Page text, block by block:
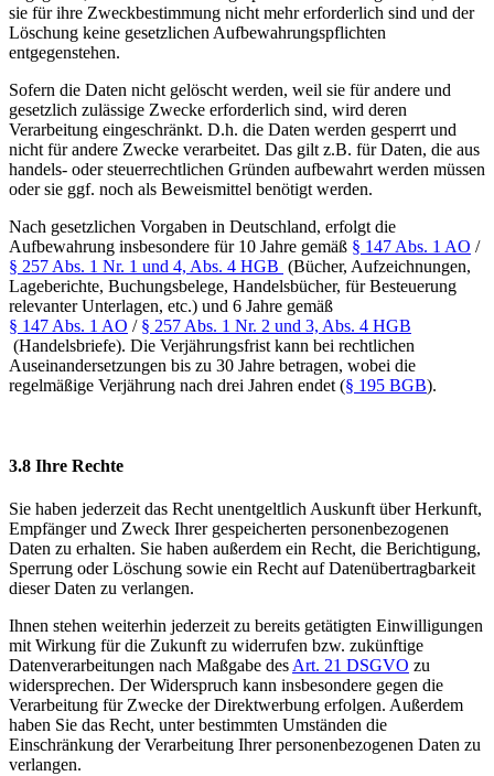
sie für ihre Zweckbestimmung nicht mehr erforderlich sind und der
Löschung keine gesetzlichen Aufbewahrungspflichten
entgegenstehen.
Sofern die Daten nicht gelöscht werden, weil sie für andere und
gesetzlich zulässige Zwecke erforderlich sind, wird deren
Verarbeitung eingeschränkt. D.h. die Daten werden gesperrt und
nicht für andere Zwecke verarbeitet. Das gilt z.B. für Daten, die aus
handels- oder steuerrechtlichen Gründen aufbewahrt werden müssen
oder sie ggf. noch als Beweismittel benötigt werden.
Nach gesetzlichen Vorgaben in Deutschland, erfolgt die
Aufbewahrung insbesondere für 10 Jahre gemäß § 147 Abs. 1 AO /
§ 257 Abs. 1 Nr. 1 und 4, Abs. 4 HGB (Bücher, Aufzeichnungen,
Lageberichte, Buchungsbelege, Handelsbücher, für Besteuerung
relevanter Unterlagen, etc.) und 6 Jahre gemäß
§ 147 Abs. 1 AO / § 257 Abs. 1 Nr. 2 und 3, Abs. 4 HGB
(Handelsbriefe). Die Verjährungsfrist kann bei rechtlichen
Auseinandersetzungen bis zu 30 Jahre betragen, wobei die
regelmäßige Verjährung nach drei Jahren endet (§ 195 BGB).
3.8 Ihre Rechte
Sie haben jederzeit das Recht unentgeltlich Auskunft über Herkunft,
Empfänger und Zweck Ihrer gespeicherten personenbezogenen
Daten zu erhalten. Sie haben außerdem ein Recht, die Berichtigung,
Sperrung oder Löschung sowie ein Recht auf Datenübertragbarkeit
dieser Daten zu verlangen.
Ihnen stehen weiterhin jederzeit zu bereits getätigten Einwilligungen
mit Wirkung für die Zukunft zu widerrufen bzw. zukünftige
Datenverarbeitungen nach Maßgabe des Art. 21 DSGVO zu
widersprechen. Der Widerspruch kann insbesondere gegen die
Verarbeitung für Zwecke der Direktwerbung erfolgen. Außerdem
haben Sie das Recht, unter bestimmten Umständen die
Einschränkung der Verarbeitung Ihrer personenbezogenen Daten zu
verlangen.